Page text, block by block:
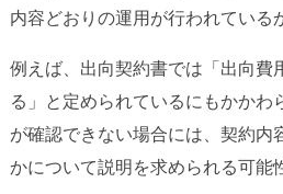
内容どおりの運用が行われている
例えば、出向契約書では「出向費
る」と定められているにもかかわ
が確認できない場合には、契約内
かについて説明を求められる可能